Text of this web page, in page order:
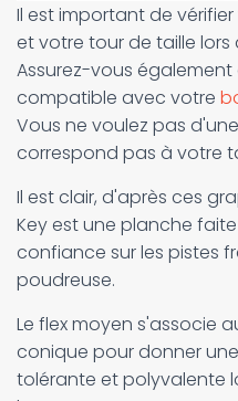
Il est important de
et votre tour de taille
Assurez-vous
compatible avec votre
Vous ne voulez pas
correspond pas à votre
Il est clair, d'après ces
Key est une planche
confiance sur les pistes
poudreuse.
Le flex moyen s'associe
conique pour donner
tolérante et polyvalente